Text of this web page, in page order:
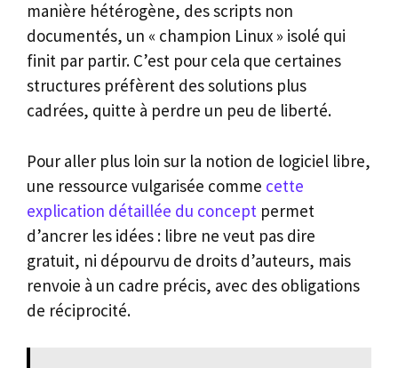
manière hétérogène, des scripts non
documentés, un « champion Linux » isolé qui
finit par partir. C’est pour cela que certaines
structures préfèrent des solutions plus
cadrées, quitte à perdre un peu de liberté.
Pour aller plus loin sur la notion de logiciel libre,
une ressource vulgarisée comme cette
explication détaillée du concept permet
d’ancrer les idées : libre ne veut pas dire
gratuit, ni dépourvu de droits d’auteurs, mais
renvoie à un cadre précis, avec des obligations
de réciprocité.